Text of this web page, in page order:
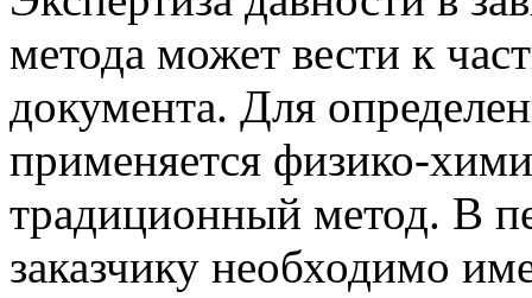
метода может вести к
документа. Для
применяется физико-
традиционный метод. В
заказчику необходимо